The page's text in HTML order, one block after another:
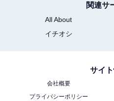
関連サ
All About
イチオシ
サイ
会社概要
プライバシーポリシー